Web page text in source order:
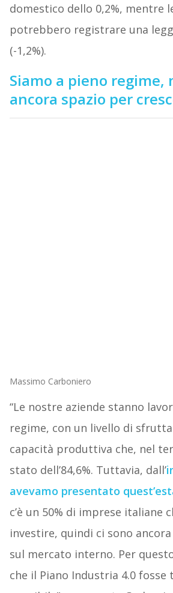
domestico dello 0,2%, mentre
potrebbero registrare una
(-1,2%).
Siamo a pieno regime,
ancora spazio per
Massimo Carboniero
“Le nostre aziende stanno
regime, con un livello di
capacità produttiva che, nel
stato dell’84,6%. Tuttavia, dall’
avevamo presentato
c’è un 50% di imprese italiane
investire, quindi ci sono
sul mercato interno. Per
che il Piano Industria 4.0 fosse